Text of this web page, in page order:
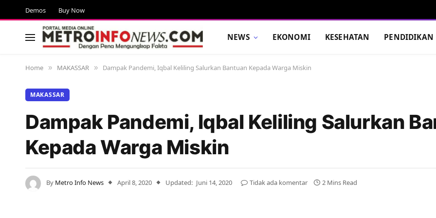
Demos Buy Now
NEWS EKONOMI KESEHATAN PENDIDIKAN
Home » MAKASSAR » Dampak Pandemi, Iqbal Keliling Salurkan Bantuan Kepada Warga Miskin
MAKASSAR
Dampak Pandemi, Iqbal Keliling Salurkan
Kepada Warga Miskin
By Metro Info News April 8, 2020 Updated: Juni 14, 2020 Tidak ada komentar 2 Mins Read